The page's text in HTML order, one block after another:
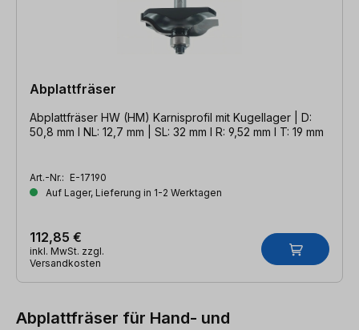
Abplattfräser
Abplattfräser HW (HM) Karnisprofil mit Kugellager | D:
50,8 mm l NL: 12,7 mm | SL: 32 mm l R: 9,52 mm l T: 19 mm
Art.-Nr.: E-17190
Auf Lager, Lieferung in 1-2 Werktagen
112,85 €
inkl. MwSt. zzgl.
Versandkosten
Abplattfräser für Hand- und